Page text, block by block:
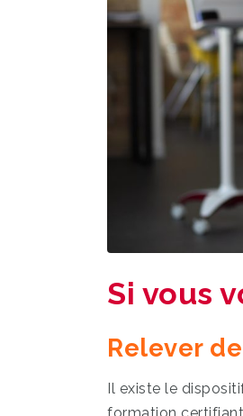
Si vous
Relever
Il existe le
formation